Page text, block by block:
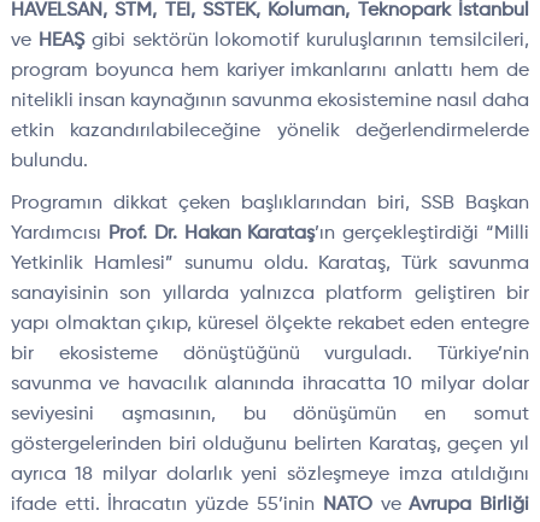
HAVELSAN, STM, TEI, SSTEK, Koluman, Teknopark İstanbul
ve HEAŞgibi sektörün lokomotif kuruluşlarının temsilcileri,
program boyunca hem kariyer imkanlarını anlattı hem de
nitelikli insan kaynağının savunma ekosistemine nasıl daha
etkin kazandırılabileceğine yönelik değerlendirmelerde
bulundu.
Programın dikkat çeken başlıklarından biri, SSB Başkan
Yardımcısı
Prof. Dr. Hakan Karataş’ın gerçekleştirdiği “Milli
Yetkinlik Hamlesi” sunumu oldu. Karataş, Türk savunma
sanayisinin son yıllarda yalnızca platform geliştiren bir
yapı olmaktan çıkıp, küresel ölçekte rekabet eden entegre
bir ekosisteme dönüştüğünü vurguladı. Türkiye’nin
savunma ve havacılık alanında ihracatta 10 milyar dolar
seviyesini aşmasının, bu dönüşümün en somut
göstergelerinden biri olduğunu belirten Karataş, geçen yıl
ayrıca 18 milyar dolarlık yeni sözleşmeye imza atıldığını
ifade etti. İhracatın yüzde 55’inin
NATOveAvrupa Birliği